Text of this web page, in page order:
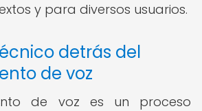
y para diversos usuarios.
detrás del
de voz
de voz es un proceso